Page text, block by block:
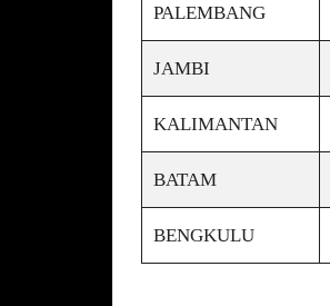
PALEMBANG
JAMBI
KALIMANTAN
BATAM
BENGKULU